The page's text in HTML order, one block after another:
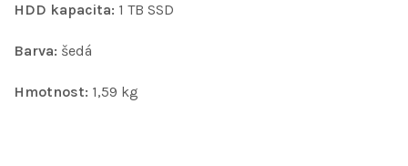
HDD kapacita: 1 TB SSD
Barva: šedá
Hmotnost: 1,59 kg